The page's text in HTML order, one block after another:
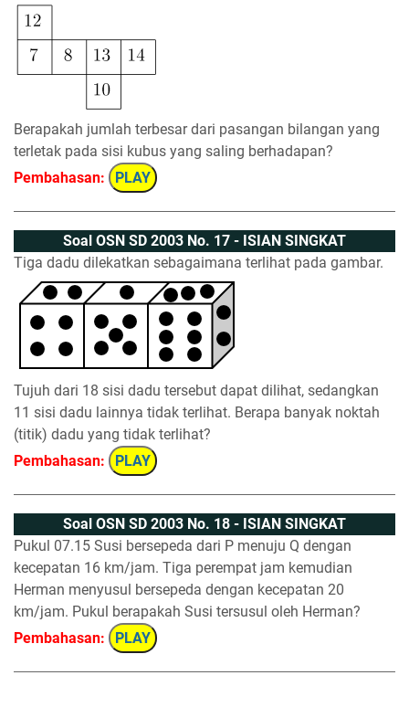
Berapakah jumlah terbesar dari pasangan bilangan yang
terletak pada sisi kubus yang saling berhadapan?
Pembahasan:
PLAY
Soal OSN SD 2003 No. 17 - ISIAN SINGKAT
Tiga dadu dilekatkan sebagaimana terlihat pada gambar.
Tujuh dari 18 sisi dadu tersebut dapat dilihat, sedangkan
11 sisi dadu lainnya tidak terlihat. Berapa banyak noktah
(titik) dadu yang tidak terlihat?
Pembahasan:
PLAY
Soal OSN SD 2003 No. 18 - ISIAN SINGKAT
Pukul 07.15 Susi bersepeda dari P menuju Q dengan
kecepatan 16 km/jam. Tiga perempat jam kemudian
Herman menyusul bersepeda dengan kecepatan 20
km/jam. Pukul berapakah Susi tersusul oleh Herman?
Pembahasan:
PLAY